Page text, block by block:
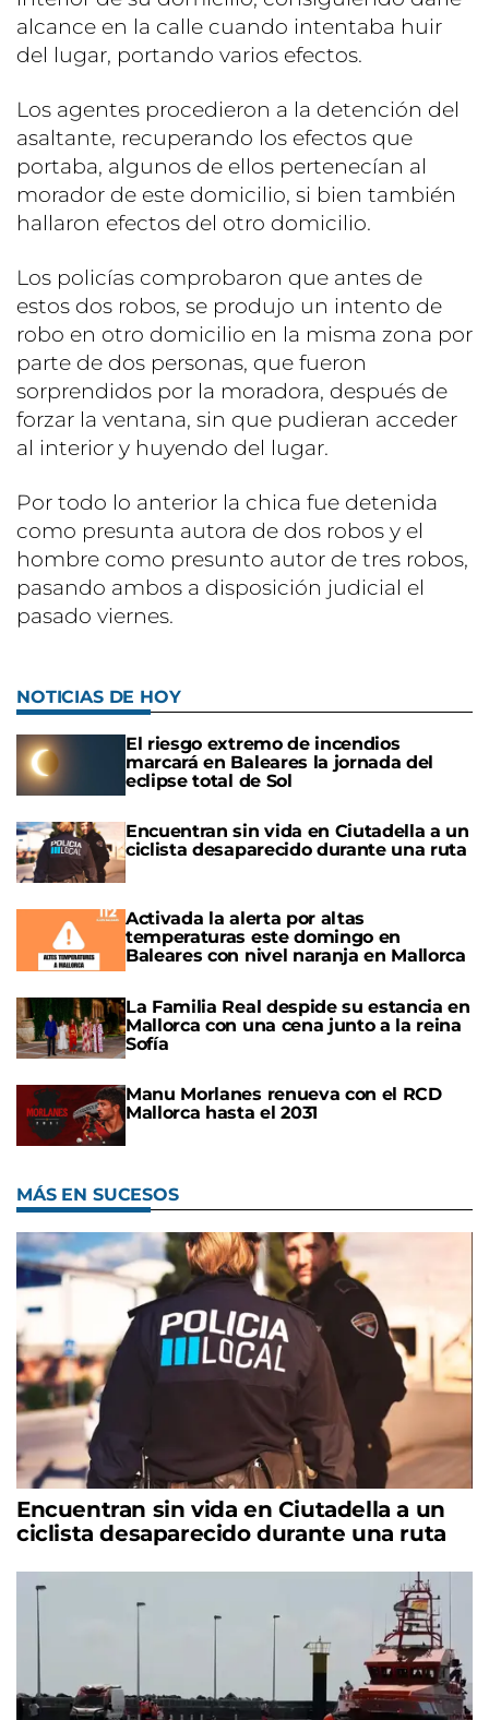
alcance en la calle cuando intentaba huir
del lugar, portando varios efectos.
Los agentes procedieron a la detención del
asaltante, recuperando los efectos que
portaba, algunos de ellos pertenecían al
morador de este domicilio, si bien también
hallaron efectos del otro domicilio.
Los policías comprobaron que antes de
estos dos robos, se produjo un intento de
robo en otro domicilio en la misma zona por
parte de dos personas, que fueron
sorprendidos por la moradora, después de
forzar la ventana, sin que pudieran acceder
al interior y huyendo del lugar.
Por todo lo anterior la chica fue detenida
como presunta autora de dos robos y el
hombre como presunto autor de tres robos,
pasando ambos a disposición judicial el
pasado viernes.
NOTICIAS DE HOY
El riesgo extremo de incendios
marcará en Baleares la jornada del
eclipse total de Sol
Encuentran sin vida en Ciutadella a un
ciclista desaparecido durante una ruta
Activada la alerta por altas
temperaturas este domingo en
Baleares con nivel naranja en Mallorca
La Familia Real despide su estancia en
Mallorca con una cena junto a la reina
Sofía
Manu Morlanes renueva con el RCD
Mallorca hasta el 2031
MÁS EN SUCESOS
Encuentran sin vida en Ciutadella a un
ciclista desaparecido durante una ruta